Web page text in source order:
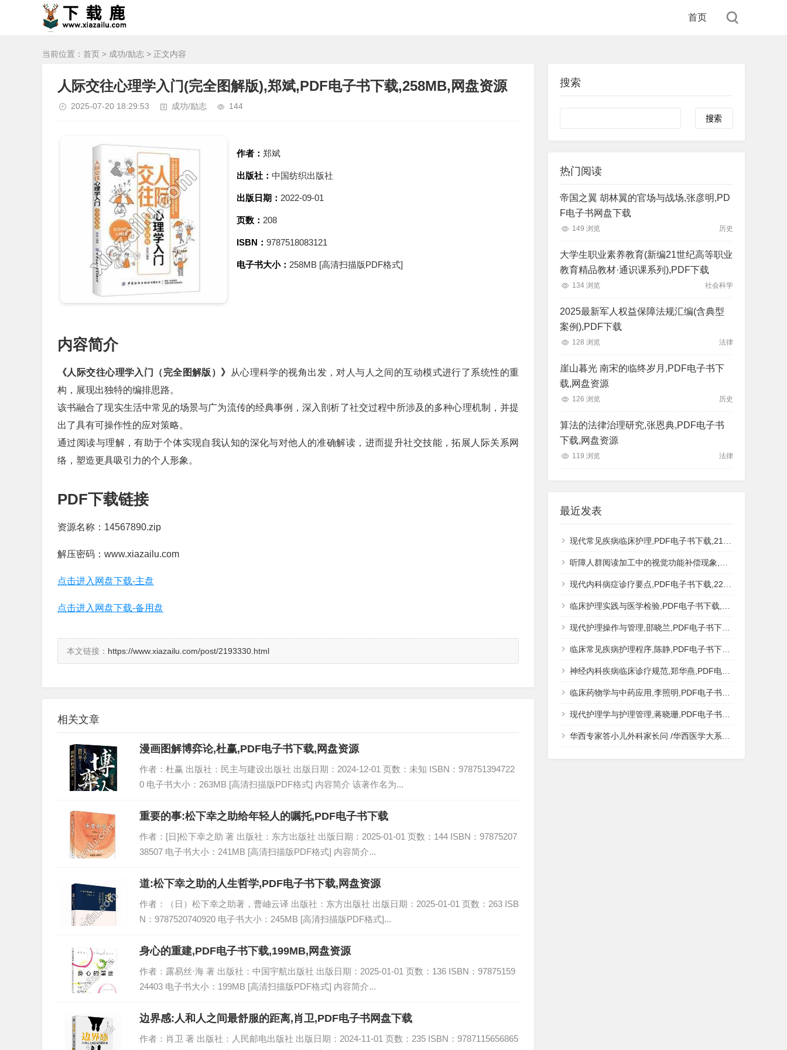
首页
当前位置： 首页 > 成功/励志 > 正文内容
人际交往心理学入门(完全图解版),郑斌,PDF电子书下载,258MB,网盘资源
2025-07-20 18:29:53 成功/励志 144
作者： 郑斌
出版社： 中国纺织出版社
出版日期： 2022-09-01
页数： 208
ISBN： 9787518083121
电子书大小： 258MB [高清扫描版PDF格式]
内容简介
《人际交往心理学入门（完全图解版）》
从心理科学的视角出发，对人与人之间的互动模式进行了系统性的重
构，展现出独特的编排思路。
该书融合了现实生活中常见的场景与广为流传的经典事例，深入剖析了社交过程中所涉及的多种心理机制，并提
出了具有可操作性的应对策略。
通过阅读与理解，有助于个体实现自我认知的深化与对他人的准确解读，进而提升社交技能，拓展人际关系网
络，塑造更具吸引力的个人形象。
PDF下载链接
资源名称：14567890.zip
解压密码：www.xiazailu.com
点击进入网盘下载-主盘
点击进入网盘下载-备用盘
本文链接： https://www.xiazailu.com/post/2193330.html
相关文章
漫画图解博弈论,杜赢,PDF电子书下载,网盘资源
作者：杜赢 出版社：民主与建设出版社 出版日期：2024-12-01 页数：未知 ISBN：978751394722
0 电子书大小：263MB [高清扫描版PDF格式] 内容简介 该著作名为...
重要的事:松下幸之助给年轻人的嘱托,PDF电子书下载
作者：[日]松下幸之助 著 出版社：东方出版社 出版日期：2025-01-01 页数：144 ISBN：97875207
38507 电子书大小：241MB [高清扫描版PDF格式] 内容简介...
道:松下幸之助的人生哲学,PDF电子书下载,网盘资源
作者：（日）松下幸之助著，曹岫云译 出版社：东方出版社 出版日期：2025-01-01 页数：263 ISB
N：9787520740920 电子书大小：245MB [高清扫描版PDF格式]...
身心的重建,PDF电子书下载,199MB,网盘资源
作者：露易丝·海 著 出版社：中国宇航出版社 出版日期：2025-01-01 页数：136 ISBN：97875159
24403 电子书大小：199MB [高清扫描版PDF格式] 内容简介...
边界感:人和人之间最舒服的距离,肖卫,PDF电子书网盘下载
作者：肖卫 著 出版社：人民邮电出版社 出版日期：2024-11-01 页数：235 ISBN：9787115656865
搜索
Search
热门阅读
帝国之翼 胡林翼的官场与战场,张彦明,PD
F电子书网盘下载
149 浏览 历史
大学生职业素养教育(新编21世纪高等职业
教育精品教材·通识课系列),PDF下载
134 浏览 社会科学
2025最新军人权益保障法规汇编(含典型
案例),PDF下载
128 浏览 法律
崖山暮光 南宋的临终岁月,PDF电子书下
载,网盘资源
126 浏览 历史
算法的法律治理研究,张恩典,PDF电子书
下载,网盘资源
119 浏览 法律
最近发表
现代常见疾病临床护理,PDF电子书下载,217MB,网盘资源
听障人群阅读加工中的视觉功能补偿现象,秦钊,PDF电子书下载,网盘资源
现代内科病症诊疗要点,PDF电子书下载,223MB,网盘资源
临床护理实践与医学检验,PDF电子书下载,193MB,网盘资源
现代护理操作与管理,邵晓兰,PDF电子书下载,242MB,网盘资源
临床常见疾病护理程序,陈静,PDF电子书下载,185MB,网盘资源
神经内科疾病临床诊疗规范,郑华燕,PDF电子书下载,188MB,网盘资源
临床药物学与中药应用,李照明,PDF电子书下载,202MB,网盘资源
现代护理学与护理管理,蒋晓珊,PDF电子书下载,223MB,网盘资源
华西专家答小儿外科家长问 /华西医学大系?医学科普,PDF电子书网盘下载